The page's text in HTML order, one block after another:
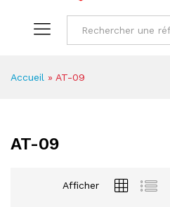
Accueil » AT-09
AT-09
Afficher